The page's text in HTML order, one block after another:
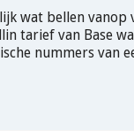
wat bellen vanop
tarief van Base
nummers van